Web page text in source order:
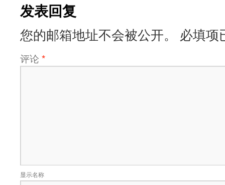
发表回复
您的邮箱地址不会被公开。 必填项
评论 *
显示名称